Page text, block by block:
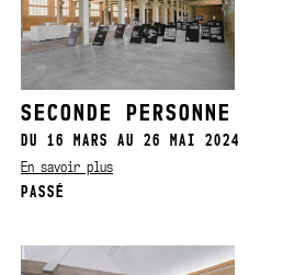
SECONDE PERSONNE
DU 16 MARS AU 26 MAI 2024
En savoir plus
PASSÉ